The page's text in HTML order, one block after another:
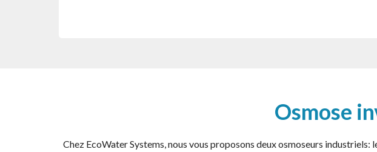
Osmose
Chez EcoWater Systems, nous vous proposons deux osmoseurs